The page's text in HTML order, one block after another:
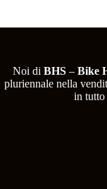
Noi di BHS– Bike
pluriennale nella
in tutto